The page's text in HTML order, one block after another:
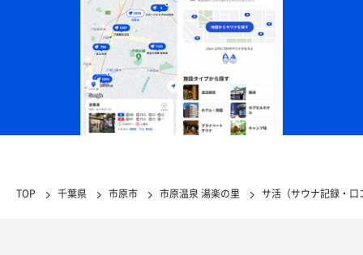
TOP 千葉県 市原市 市原温泉 湯楽の里 サ活（サウナ記録・口